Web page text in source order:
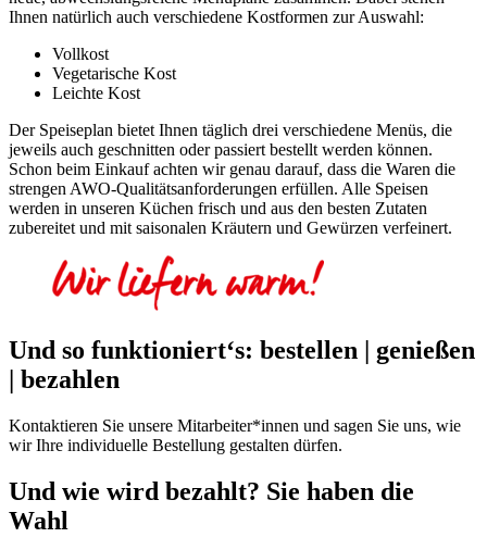
Ihnen natürlich auch verschiedene Kostformen zur Auswahl:
Vollkost
Vegetarische Kost
Leichte Kost
Der Speiseplan bietet Ihnen täglich drei verschiedene Menüs, die
jeweils auch geschnitten oder passiert bestellt werden können.
Schon beim Einkauf achten wir genau darauf, dass die Waren die
strengen AWO-Qualitätsanforderungen erfüllen. Alle Speisen
werden in unseren Küchen frisch und aus den besten Zutaten
zubereitet und mit saisonalen Kräutern und Gewürzen verfeinert.
Und so funktioniert‘s: bestellen | genießen
| bezahlen
Kontaktieren Sie unsere Mitarbeiter*innen und sagen Sie uns, wie
wir Ihre individuelle Bestellung gestalten dürfen.
Und wie wird bezahlt? Sie haben die
Wahl